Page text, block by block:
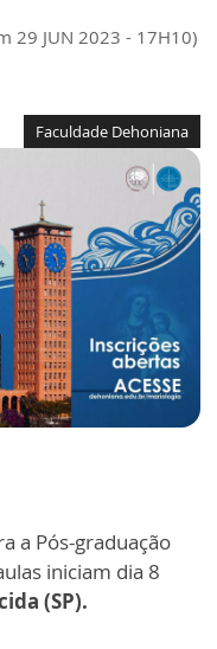
29 JUN 2023 - 17H10)
Faculdade Dehoniana
a Pós-graduação
iniciam dia 8
(SP).